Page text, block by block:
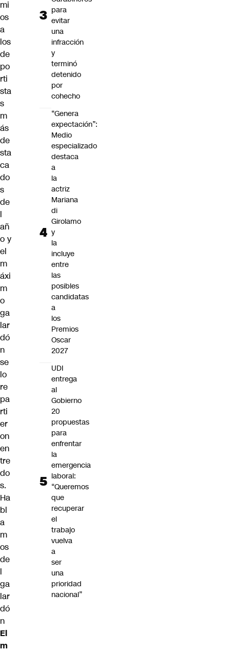
mi
os
a
los
de
po
rti
sta
s
m
ás
de
sta
ca
do
s
de
l
añ
o y
el
m
áxi
m
o
ga
lar
dó
n
se
lo
re
pa
rti
er
on
en
tre
do
s.
Ha
bl
a
m
os
de
l
ga
lar
dó
n
El
m
para
evitar
una
infracción
y
terminó
detenido
por
cohecho
“Genera
expectación”:
Medio
especializado
destaca
a
la
actriz
Mariana
di
Girolamo
y
la
incluye
entre
las
posibles
candidatas
a
los
Premios
Oscar
2027
UDI
entrega
al
Gobierno
20
propuestas
para
enfrentar
la
emergencia
laboral:
“Queremos
que
recuperar
el
trabajo
vuelva
a
ser
una
prioridad
nacional”